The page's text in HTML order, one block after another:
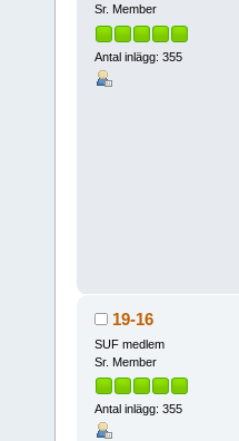
Sr. Member
Antal inlägg: 355
19-16
SUF medlem
Sr. Member
Antal inlägg: 355